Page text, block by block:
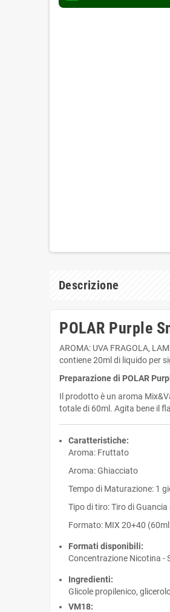
Descrizione
POLAR Purple
AROMA: UVA FRAGOLA,
contiene 20ml di liquido per
Preparazione di POLAR
Il prodotto è un aroma
totale di 60ml. Agita bene il
Caratteristiche:
Aroma: Fruttato
Aroma: Ghiacciato
Tempo di Maturazione: 1
Tipo di tiro: Tiro di
Formato: MIX 20+40
Formati disponibili:
Concentrazione Nicotina -
Ingredienti:
Glicole propilenico,
VM18: